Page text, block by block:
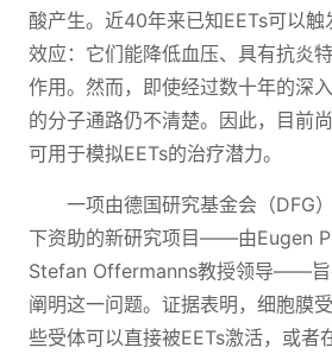
酸产生。近40年来已知EETs可以
效应：它们能降低血压、具有抗炎
作用。然而，即使经过数十年的深
的分子通路仍不清楚。因此，目前
可用于模拟EETs的治疗潜力。
一项由德国研究基金会（DFG
下资助的新研究项目——由Eugen
Stefan Offermanns教授领导——旨
阐明这一问题。证据表明，细胞膜
些受体可以直接被EETs激活，或者